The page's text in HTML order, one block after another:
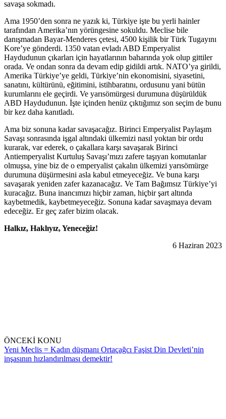
savaşa sokmadı.
Ama 1950’den sonra ne yazık ki, Türkiye işte bu yerli hainler
tarafından Amerika’nın yörüngesine sokuldu. Meclise bile
danışmadan Bayar-Menderes çetesi, 4500 kişilik bir Türk Tugayını
Kore’ye gönderdi. 1350 vatan evladı ABD Emperyalist
Haydudunun çıkarları için hayatlarının baharında yok olup gittiler
orada. Ve ondan sonra da devam edip gidildi artık. NATO’ya girildi,
Amerika Türkiye’ye geldi, Türkiye’nin ekonomisini, siyasetini,
sanatını, kültürünü, eğitimini, istihbaratını, ordusunu yani bütün
kurumlarını ele geçirdi. Ve yarısömürgesi durumuna düşürüldük
ABD Haydudunun. İşte içinden henüz çıktığımız son seçim de bunu
bir kez daha kanıtladı.
Ama biz sonuna kadar savaşacağız. Birinci Emperyalist Paylaşım
Savaşı sonrasında işgal altındaki ülkemizi nasıl yoktan bir ordu
kurarak, var ederek, o çakallara karşı savaşarak Birinci
Antiemperyalist Kurtuluş Savaşı’mızı zafere taşıyan komutanlar
olmuşsa, yine biz de o emperyalist çakalın ülkemizi yarısömürge
durumuna düşürmesini asla kabul etmeyeceğiz. Ve buna karşı
savaşarak yeniden zafer kazanacağız. Ve Tam Bağımsız Türkiye’yi
kuracağız. Buna inancımızı hiçbir zaman, hiçbir şart altında
kaybetmedik, kaybetmeyeceğiz. Sonuna kadar savaşmaya devam
edeceğiz. Er geç zafer bizim olacak.
Halkız, Haklıyız, Yeneceğiz!
6 Haziran 2023
ÖNCEKİ KONU
Yeni Meclis = Kadın düşmanı Ortaçağcı Faşist Din Devleti’nin
inşasının hızlandırılması demektir!